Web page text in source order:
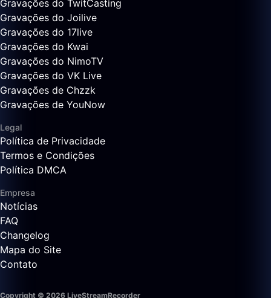
Gravações do TwitCasting
Gravações do Joilive
Gravações do 17live
Gravações do Kwai
Gravações do NimoTV
Gravações do VK Live
Gravações de Chzzk
Gravações de YouNow
Legal
Política de Privacidade
Termos e Condições
Política DMCA
Empresa
Notícias
FAQ
Changelog
Mapa do Site
Contato
Copyright © 2026 LiveStreamRecorder